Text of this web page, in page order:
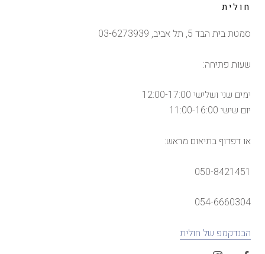
חולית
סמטת בית הבד 5, תל אביב, 03-6273939
שעות פתיחה:
ימים שני ושלישי 12:00-17:00
יום שישי 11:00-16:00
או דפדוף בתיאום מראש:
050-8421451
054-6660304
הבנדקמפ של חולית